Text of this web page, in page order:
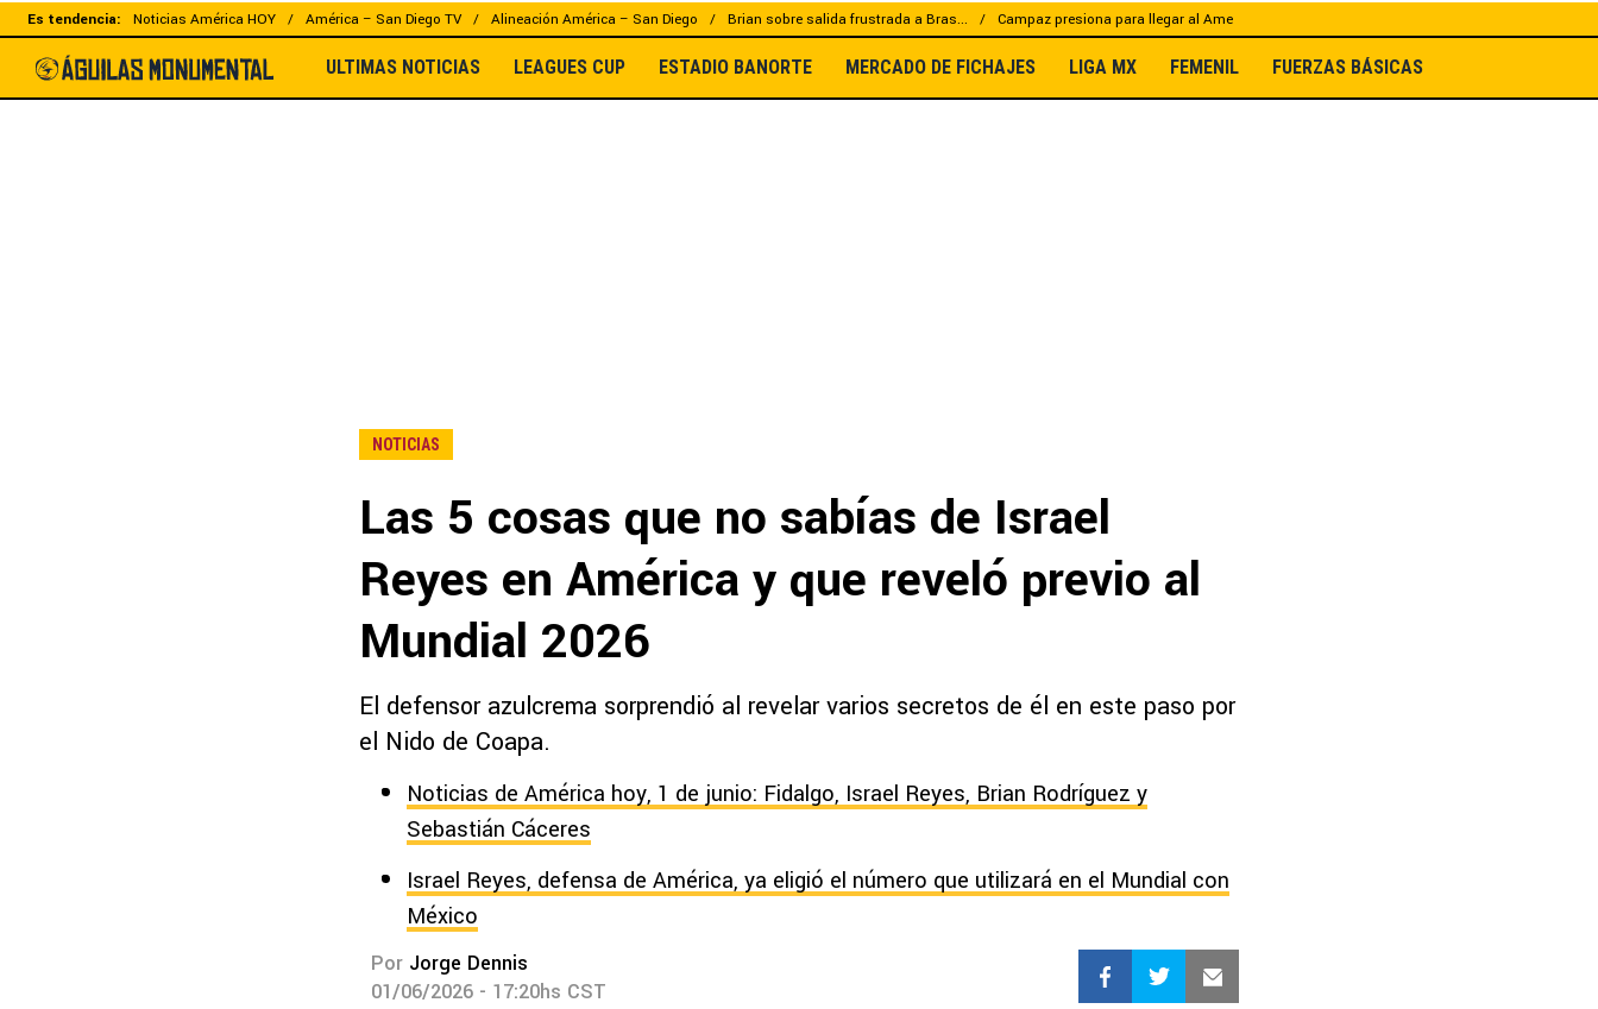
Es tendencia: Noticias América HOY América – San Diego TV Alineación América – San Diego Brian sobre salida frustrada a Bras... Campaz presiona para llegar al Ame
ULTIMAS NOTICIAS LEAGUES CUP ESTADIO BANORTE MERCADO DE FICHAJES LIGA MX FEMENIL FUERZAS BÁSICAS
NOTICIAS
Las 5 cosas que no sabías de Israel
Reyes en América y que reveló previo al
Mundial 2026
El defensor azulcrema sorprendió al revelar varios secretos de él en este paso por
el Nido de Coapa.
Noticias de América hoy, 1 de junio: Fidalgo, Israel Reyes, Brian Rodríguez y
Sebastián Cáceres
Israel Reyes, defensa de América, ya eligió el número que utilizará en el Mundial con
México
Por Jorge Dennis
01/06/2026 - 17:20hs CST